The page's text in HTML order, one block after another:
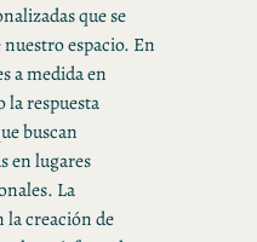
que se
espacio. En
a medida en
la respuesta
buscan
en lugares
La
la creación de